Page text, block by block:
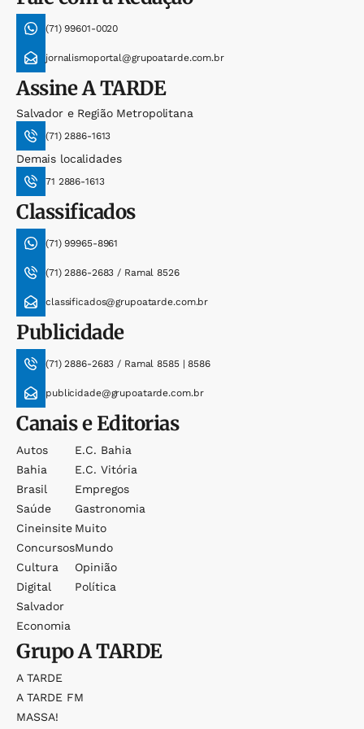
(71) 99601-0020
jornalismoportal@grupoatarde.com.br
AssineA TARDE
Salvador e Região Metropolitana
(71) 2886-1613
Demais localidades
71 2886-1613
Classificados
(71) 99965-8961
(71) 2886-2683 / Ramal 8526
classificados@grupoatarde.com.br
Publicidade
(71) 2886-2683 / Ramal 8585 | 8586
publicidade@grupoatarde.com.br
Canais e Editorias
Autos
Bahia
Brasil
Saúde
Cineinsite
Concursos
Cultura
Digital
Salvador
Economia
E.c. Bahia
E.c. Vitória
Empregos
Gastronomia
Muito
Mundo
Opinião
Política
GrupoA TARDE
A TARDE
A TARDE FM
MASSA!